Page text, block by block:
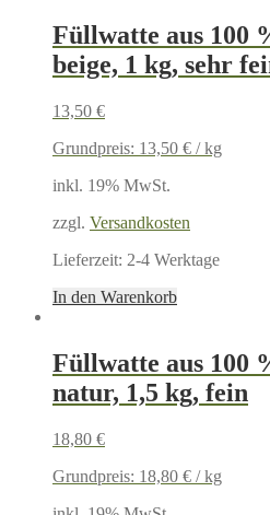
Füllwatte aus 100
beige, 1 kg, sehr
13,50 €
Grundpreis: 13,50 € /kg
inkl. 19% MwSt.
zzgl. Versandkosten
Lieferzeit: 2-4 Werktage
In den Warenkorb
Füllwatte aus 100
natur, 1,5 kg, fein
18,80 €
Grundpreis: 18,80 € /kg